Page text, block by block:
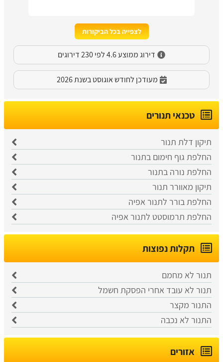
לצפייה בכל הביקורות
דירוג ממוצע 4.6 לפי 230 דירוגים
מעודכן לחודש אוגוסט בשנת 2026
טכנאי תנורים
תיקון דלת תנור
החלפת גוף חימום בתנור
החלפת נורה בתנור
תיקון מאוורר תנור
החלפת בורר לתנור אפיה
החלפת תרמוסטט לתנור אפיה
תקלות נפוצות
תנור לא מחמם
תנור לא עובד אחרי הפסקת חשמל
התנור מקצר
התנור לא נכבה
אזורים